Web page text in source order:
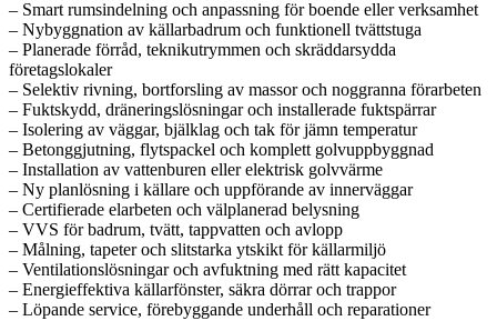
– Smart rumsindelning och anpassning för boende eller verksamhet
– Nybyggnation av källarbadrum och funktionell tvättstuga
– Planerade förråd, teknikutrymmen och skräddarsydda
företagslokaler
– Selektiv rivning, bortforsling av massor och noggranna förarbeten
– Fuktskydd, dräneringslösningar och installerade fuktspärrar
– Isolering av väggar, bjälklag och tak för jämn temperatur
– Betonggjutning, flytspackel och komplett golvuppbyggnad
– Installation av vattenburen eller elektrisk golvvärme
– Ny planlösning i källare och uppförande av innerväggar
– Certifierade elarbeten och välplanerad belysning
– VVS för badrum, tvätt, tappvatten och avlopp
– Målning, tapeter och slitstarka ytskikt för källarmiljö
– Ventilationslösningar och avfuktning med rätt kapacitet
– Energieffektiva källarfönster, säkra dörrar och trappor
– Löpande service, förebyggande underhåll och reparationer